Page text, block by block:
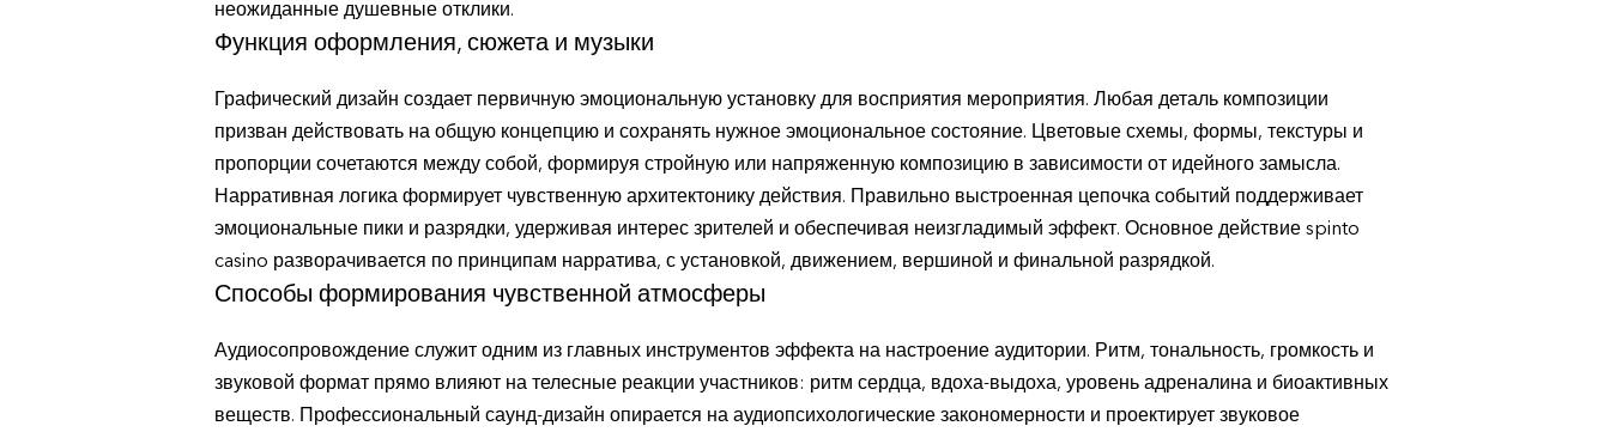
неожиданные душевные отклики.
Функция оформления, сюжета и музыки
Графический дизайн создает первичную эмоциональную установку для восприятия мероприятия. Любая деталь композиции
призван действовать на общую концепцию и сохранять нужное эмоциональное состояние. Цветовые схемы, формы, текстуры и
пропорции сочетаются между собой, формируя стройную или напряженную композицию в зависимости от идейного замысла.
Нарративная логика формирует чувственную архитектонику действия. Правильно выстроенная цепочка событий поддерживает
эмоциональные пики и разрядки, удерживая интерес зрителей и обеспечивая неизгладимый эффект. Основное действие spinto
casino разворачивается по принципам нарратива, с установкой, движением, вершиной и финальной разрядкой.
Способы формирования чувственной атмосферы
Аудиосопровождение служит одним из главных инструментов эффекта на настроение аудитории. Ритм, тональность, громкость и
звуковой формат прямо влияют на телесные реакции участников: ритм сердца, вдоха-выдоха, уровень адреналина и биоактивных
веществ. Профессиональный саунд-дизайн опирается на аудиопсихологические закономерности и проектирует звуковое